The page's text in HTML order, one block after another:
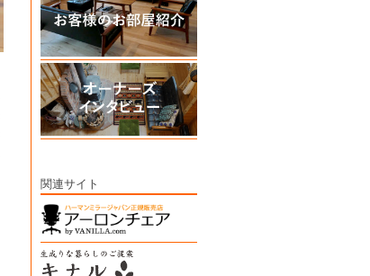
関連サイト